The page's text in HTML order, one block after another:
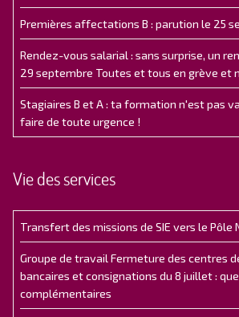
Premières affectations B : parution le 25
Rendez-vous salarial : sans surprise, un
29 septembre Toutes et tous en grève et
Stagiaires B et A : ta formation n'est pas
faire de toute urgence !
Vie des services
Transfert des missions de SIE vers le Pôle
Groupe de travail Fermeture des centres
bancaires et consignations du 8 juillet :
complémentaires